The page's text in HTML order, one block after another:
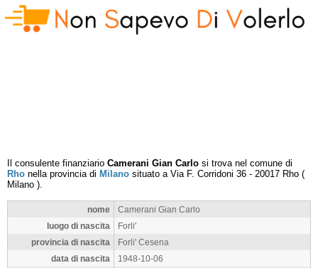
Il consulente finanziario Camerani Gian Carlo si trova nel comune di
Rho nella provincia di Milano situato a Via F. Corridoni 36 - 20017 Rho (
Milano ).
nome
Camerani Gian Carlo
luogo di nascita
Forli'
provincia di nascita
Forli' Cesena
data di nascita
1948-10-06